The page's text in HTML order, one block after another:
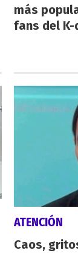
más
fans del K-
ATENCIÓN
Caos,